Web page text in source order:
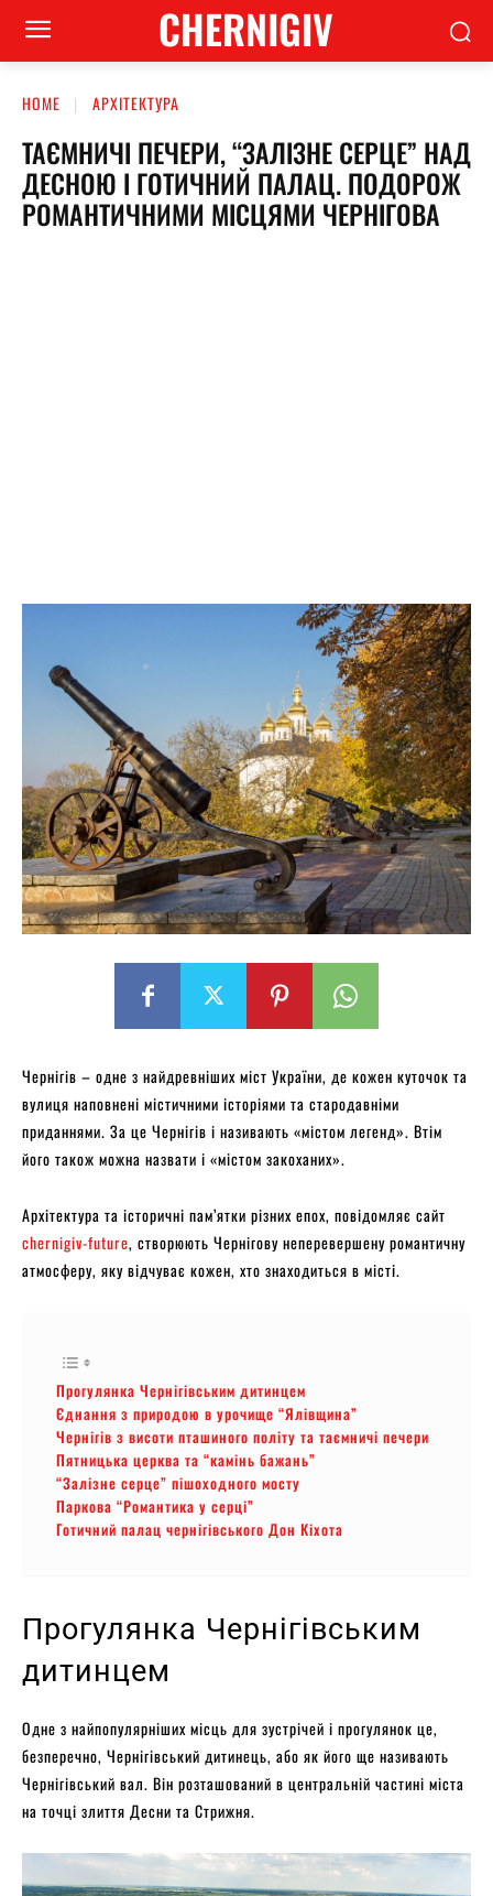
CHERNIGIV
HOME АРХІТЕКТУРА
ТАЄМНИЧІ ПЕЧЕРИ, “ЗАЛІЗНЕ СЕРЦЕ” НАД
ДЕСНОЮ І ГОТИЧНИЙ ПАЛАЦ. ПОДОРОЖ
РОМАНТИЧНИМИ МІСЦЯМИ ЧЕРНІГОВА
Чернігів – одне з найдревніших міст України, де кожен куточок та
вулиця наповнені містичними історіями та стародавніми
приданнями. За це Чернігів і називають «містом легенд». Втім
його також можна назвати і «містом закоханих».
Архітектура та історичні пам’ятки різних епох, повідомляє сайт
chernigiv-future, створюють Чернігову неперевершену романтичну
атмосферу, яку відчуває кожен, хто знаходиться в місті.
Прогулянка Чернігівським дитинцем
Єднання з природою в урочище “Ялівщина”
Чернігів з висоти пташиного політу та таємничі печери
Пятницька церква та “камінь бажань”
“Залізне серце” пішоходного мосту
Паркова “Романтика у серці”
Готичний палац чернігівського Дон Кіхота
Прогулянка Чернігівським
дитинцем
Одне з найпопулярніших місць для зустрічей і прогулянок це,
безперечно, Чернігівський дитинець, або як його ще називають
Чернігівський вал. Він розташований в центральній частині міста
на точці злиття Десни та Стрижня.